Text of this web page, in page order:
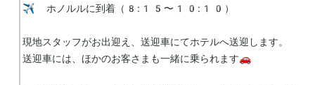
✈️ ホノルルに到着（8:15〜10:10）
現地スタッフがお出迎え、送迎車にてホテルへ送迎します。
送迎車には、ほかのお客さまも一緒に乗られます🚗